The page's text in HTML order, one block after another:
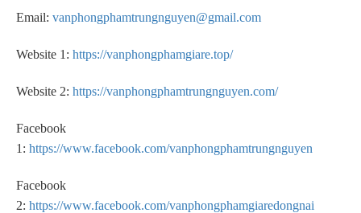
Email: vanphongphamtrungnguyen@gmail.com
Website 1: https://vanphongphamgiare.top/
Website 2: https://vanphongphamtrungnguyen.com/
Facebook
1: https://www.facebook.com/vanphongphamtrungnguyen
Facebook
2: https://www.facebook.com/vanphongphamgiaredongnai